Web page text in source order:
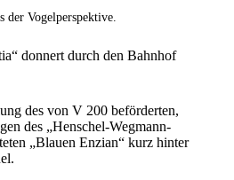
der Vogelperspektive.
donnert durch den Bahnhof
des von V 200 beförderten,
des „Henschel-Wegmann-
„Blauen Enzian“ kurz hinter